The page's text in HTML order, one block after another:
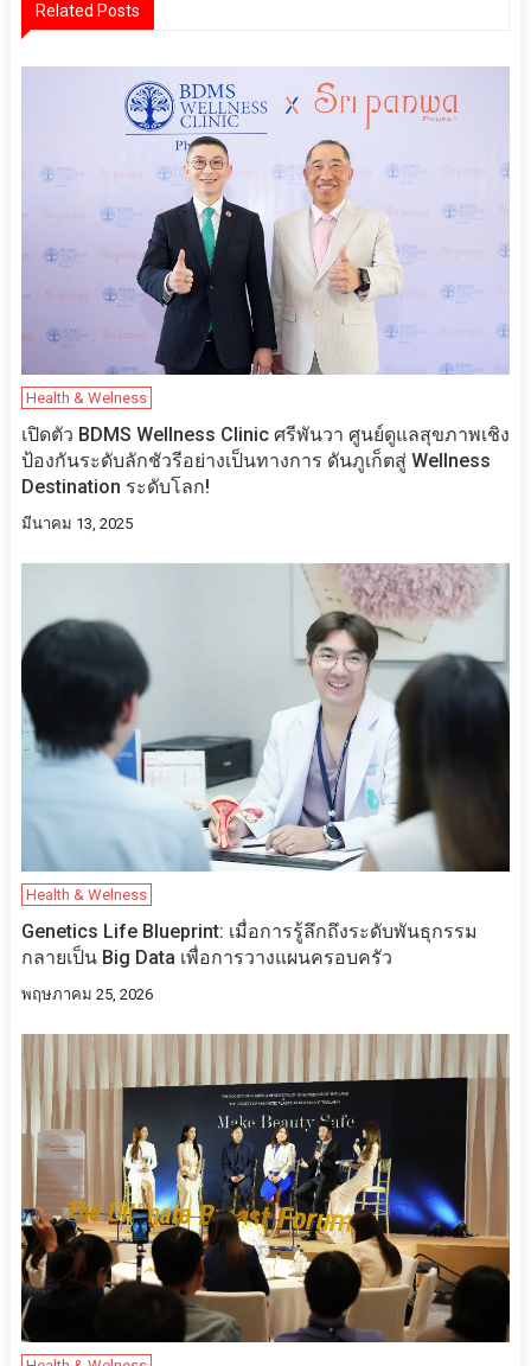
Related Posts
Health & Welness
เปิดตัว BDMS Wellness Clinic ศรีพันวา ศูนย์ดูแลสุขภาพเชิง
ป้องกันระดับลักชัวรีอย่างเป็นทางการ ดันภูเก็ตสู่ Wellness
Destination ระดับโลก!
มีนาคม 13, 2025
Health & Welness
Genetics Life Blueprint: เมื่อการรู้ลึกถึงระดับพันธุกรรม
กลายเป็น Big Data เพื่อการวางแผนครอบครัว
พฤษภาคม 25, 2026